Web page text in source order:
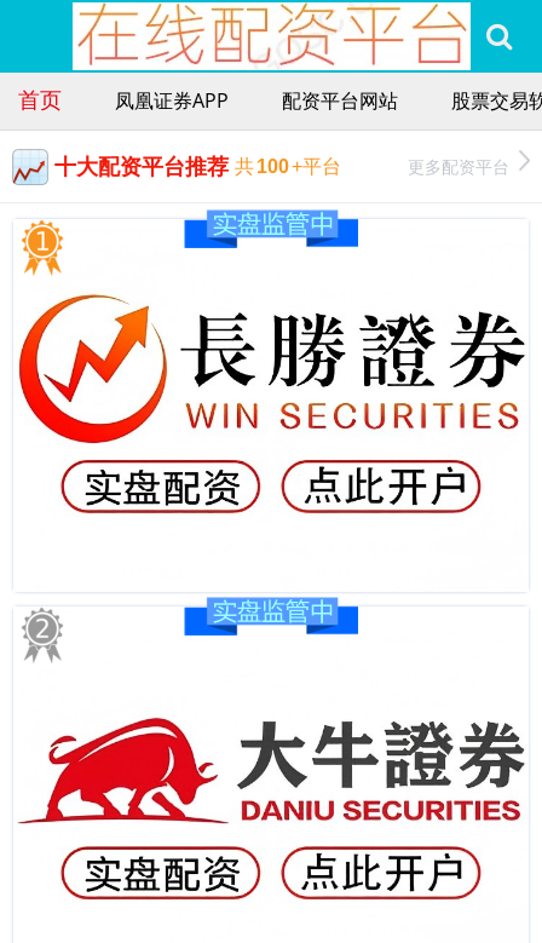
首页 凤凰证券APP 配资平台网站 股票交易
十大配资平台推荐 共100+平台 更多配资平台